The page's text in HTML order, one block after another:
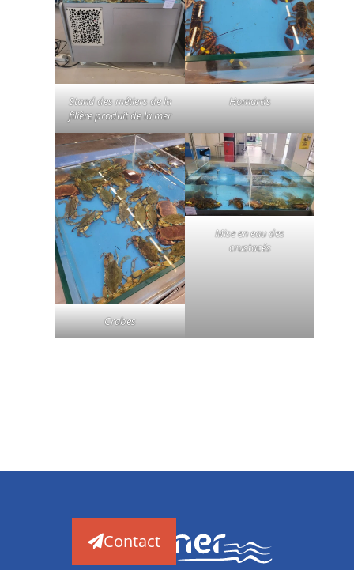
Contact
Stand des métiers de la
filière produit de la mer
Homards
Crabes
Mise en eau des
crustacés